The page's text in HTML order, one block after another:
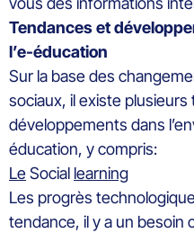
Tendances et
l’e-éducation
Sur la base des
sociaux, il existe
développements dans
éducation, y compris:
LeSocial learning
Les progrès
tendance, il y a un besoin